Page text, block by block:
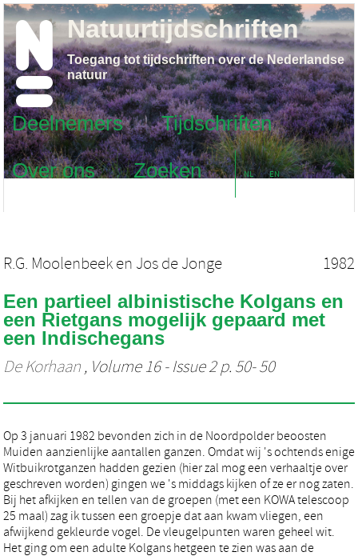
Deelnemers
Tijdschriften
Over ons
Zoeken NL EN
Natuurtijdschriften
Toegang tot tijdschriften over de Nederlandse
natuur
R.G. Moolenbeek en Jos de Jonge 1982
Een partieel albinistische Kolgans en
een Rietgans mogelijk gepaard met
een Indischegans
De Korhaan , Volume 16 - Issue 2 p. 50- 50
Op 3 januari 1982 bevonden zich in de Noordpolder beoosten
Muiden aanzienlijke aantallen ganzen. Omdat wij 's ochtends enige
Witbuikrotganzen hadden gezien (hier zal mog een verhaaltje over
geschreven worden) gingen we 's middags kijken of ze er nog zaten.
Bij het afkijken en tellen van de groepen (met een KOWA telescoop
25 maal) zag ik tussen een groepje dat aan kwam vliegen, een
afwijkend gekleurde vogel. De vleugelpunten waren geheel wit.
Het ging om een adulte Kolgans hetgeen te zien was aan de